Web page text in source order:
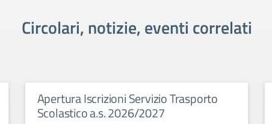
Circolari, notizie, eventi correlati
Apertura Iscrizioni Servizio Trasporto
Scolastico a.s. 2026/2027